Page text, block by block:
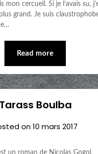
mon cercueil. Si je l’avais su,
grand. Je suis
Read more
Tarass Boulba
on10 mars 2017
un roman de Nicolas Gogol.